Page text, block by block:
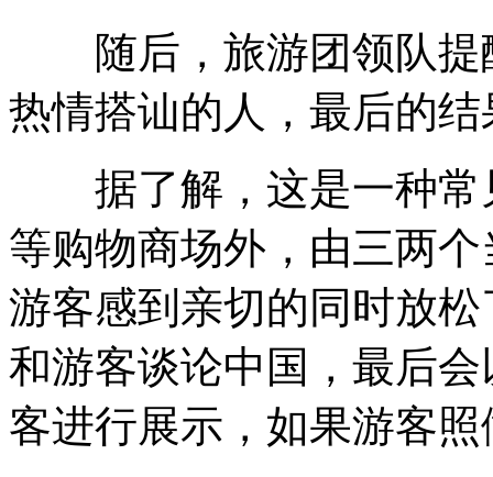
随后，旅游团领队提
热情搭讪的人，最后的
据了解，这是一种常
等购物商场外，由三两
游客感到亲切的同时放
和游客谈论中国，最后
客进行展示，如果游客